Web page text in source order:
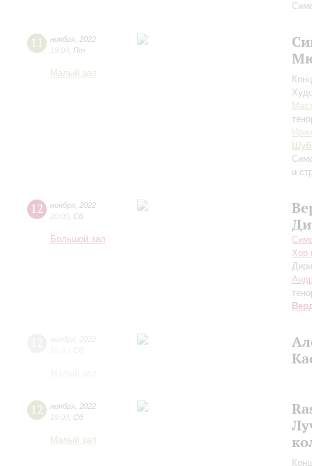
11 ноября 2022
19:00 Пт
Малый зал
и
12 ноября 2022
20:00 Сб
Большой зал
Хор
12 ноября 2022
19:00 Сб
Малый зал